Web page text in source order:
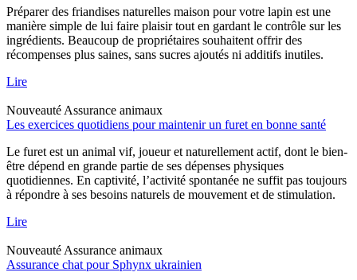
Préparer des friandises naturelles maison pour votre lapin est une
manière simple de lui faire plaisir tout en gardant le contrôle sur les
ingrédients. Beaucoup de propriétaires souhaitent offrir des
récompenses plus saines, sans sucres ajoutés ni additifs inutiles.
Lire
Nouveauté Assurance animaux
Les exercices quotidiens pour maintenir un furet en bonne santé
Le furet est un animal vif, joueur et naturellement actif, dont le bien-
être dépend en grande partie de ses dépenses physiques
quotidiennes. En captivité, l’activité spontanée ne suffit pas toujours
à répondre à ses besoins naturels de mouvement et de stimulation.
Lire
Nouveauté Assurance animaux
Assurance chat pour Sphynx ukrainien